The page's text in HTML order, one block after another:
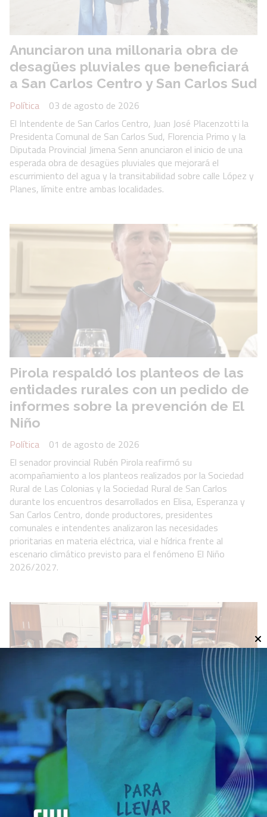
Anunciaron una millonaria obra de
desagües pluviales que beneficiará
a San Carlos Centro y San Carlos Sud
Política
03 de agosto de 2026
El Intendente de San Carlos Centro, Juan José Placenzotti la
Presidenta Comunal de San Carlos Sud, Florencia Primo y la
Diputada Provincial Jimena Senn anunciaron el inicio de una
esperada obra de desagües pluviales que mejorará el
escurrimiento del agua y la transitabilidad sobre calle López y
Planes, límite entre ambas localidades.
Pirola respaldó los planteos de las
entidades rurales con un pedido de
informes sobre la prevención de El
Niño
Política
01 de agosto de 2026
El senador provincial Rubén Pirola reafirmó su
acompañamiento a los planteos realizados por la Sociedad
Rural de Las Colonias y la Sociedad Rural de San Carlos
durante los encuentros desarrollados en Elisa, Esperanza y
San Carlos Centro, donde productores, presidentes
comunales e intendentes analizaron las necesidades
prioritarias en materia eléctrica, vial e hídrica frente al
escenario climático previsto para el fenómeno El Niño
2026/2027.
Sesiona el Concejo Municipal
Política
El día 30 de Julio a las 12:00 hs., se reunirá el Concejo
Municipal en Sesión Ordinaria, a fin de desarrollar el siguiente